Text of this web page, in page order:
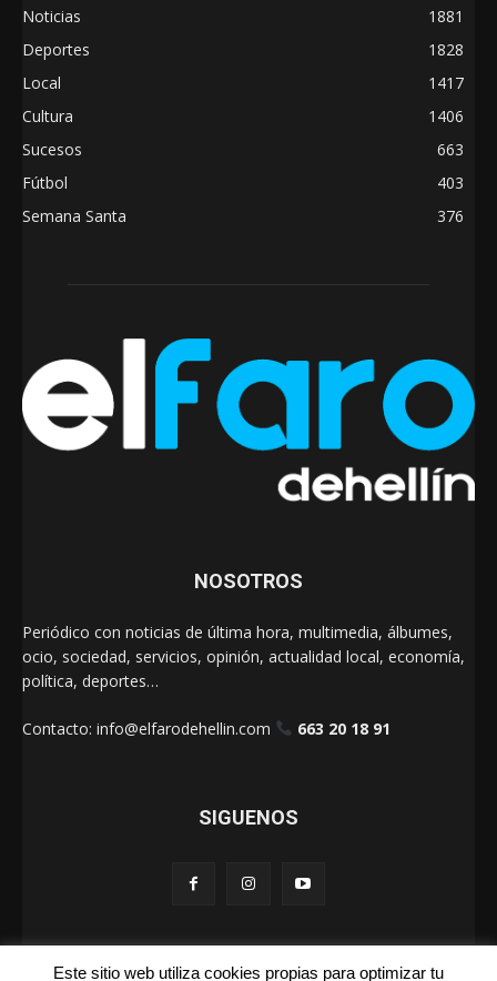
Noticias
1881
Deportes
1828
Local
1417
Cultura
1406
Sucesos
663
Fútbol
403
Semana Santa
376
NOSOTROS
Periódico con noticias de última hora, multimedia, álbumes,
ocio, sociedad, servicios, opinión, actualidad local, economía,
política, deportes…
Contacto: info@elfarodehellin.com 663 20 18 91
SIGUENOS
Este sitio web utiliza cookies propias para optimizar tu